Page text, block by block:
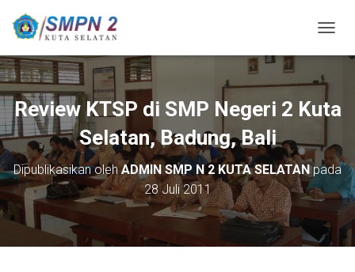
O
G
L
E
A
V
I
S
Review KTSP di SMP Negeri 2 Kuta
Selatan, Badung, Bali
Dipublikasikan olehADMIN SMP N 2 KUTA SELATANpada
28 Juli 2011